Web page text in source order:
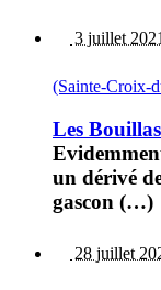
3 juillet 2021
(Sainte-Croix-
Les
un dérivé
gascon (…)
28 juillet